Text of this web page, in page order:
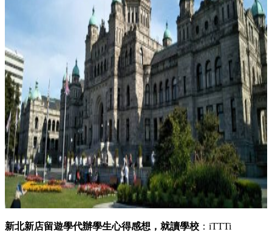
新北新店留遊學代辦學生心得感想，就讀學校 ：iTTTi